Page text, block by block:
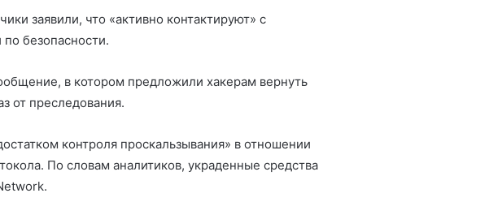
заявили, что «активно контактируют» с
безопасности.
в котором предложили хакерам вернуть
от преследования.
контроля проскальзывания» в отношении
По словам аналитиков, украденные средства